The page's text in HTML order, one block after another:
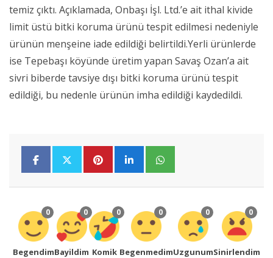
temiz çıktı. Açıklamada, Onbaşı İşl. Ltd.’e ait ithal kivide
limit üstü bitki koruma ürünü tespit edilmesi nedeniyle
ürünün menşeine iade edildiği belirtildi.Yerli ürünlerde
ise Tepebaşı köyünde üretim yapan Savaş Ozan’a ait
sivri biberde tavsiye dışı bitki koruma ürünü tespit
edildiği, bu nedenle ürünün imha edildiği kaydedildi.
0
Begendim
0
Bayildim
0
Komik
0
Begenmedim
0
Uzgunum
0
Sinirlendim